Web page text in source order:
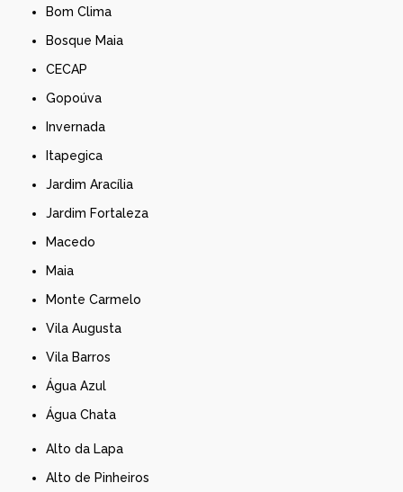
Bom Clima
Bosque Maia
CECAP
Gopoúva
Invernada
Itapegica
Jardim Aracília
Jardim Fortaleza
Macedo
Maia
Monte Carmelo
Vila Augusta
Vila Barros
Água Azul
Água Chata
Alto da Lapa
Alto de Pinheiros